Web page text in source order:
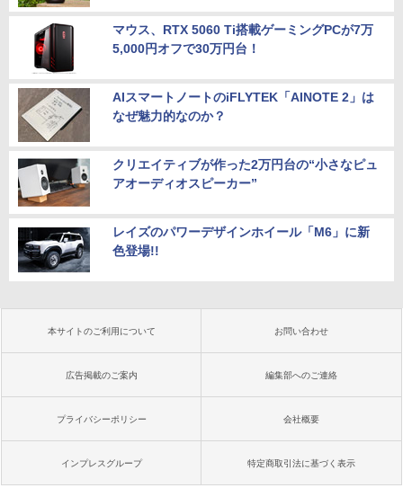
マウス、RTX 5060 Ti搭載ゲーミングPCが7万
5,000円オフで30万円台！
AIスマートノートのiFLYTEK「AINOTE 2」は
なぜ魅力的なのか？
クリエイティブが作った2万円台の“小さなピュ
アオーディオスピーカー”
レイズのパワーデザインホイール「M6」に新
色登場!!
本サイトのご利用について お問い合わせ
広告掲載のご案内 編集部へのご連絡
プライバシーポリシー 会社概要
インプレスグループ 特定商取引法に基づく表示